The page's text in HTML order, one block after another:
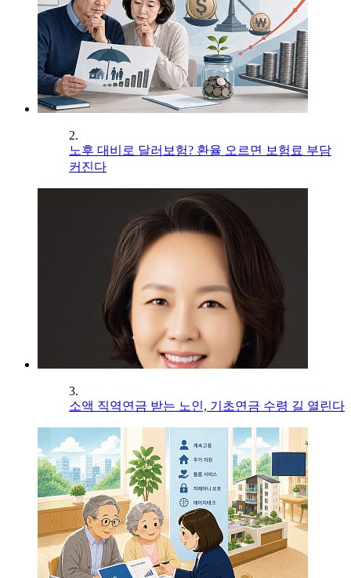
2.
노후 대비로 달러보험? 환율 오르면 보험료 부담
커진다
3.
소액 직역연금 받는 노인, 기초연금 수령 길 열린다